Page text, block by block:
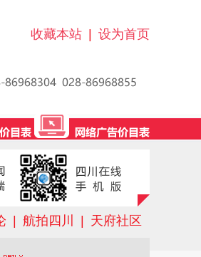
收藏本站 设为首页
航拍四川 天府社区